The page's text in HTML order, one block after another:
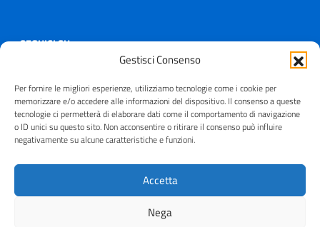
Gestisci Consenso
Per fornire le migliori esperienze, utilizziamo tecnologie come i cookie per
memorizzare e/o accedere alle informazioni del dispositivo. Il consenso a queste
tecnologie ci permetterà di elaborare dati come il comportamento di navigazione
o ID unici su questo sito. Non acconsentire o ritirare il consenso può influire
negativamente su alcune caratteristiche e funzioni.
Accetta
Nega
SEGUICI SU
Copyright © 2021 - 2026
Useful Links Section
| Realizzato da